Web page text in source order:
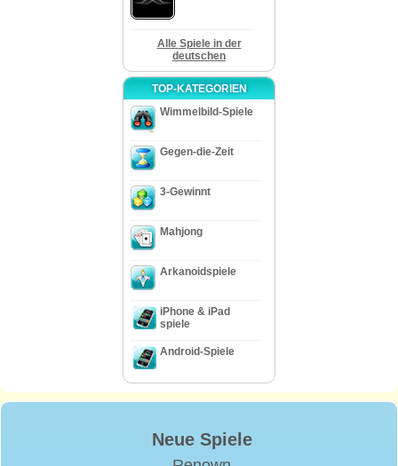
Alle Spiele in der
deutschen
TOP-KATEGORIEN
Wimmelbild-Spiele
Gegen-die-Zeit
3-Gewinnt
Mahjong
Arkanoidspiele
iPhone & iPad
spiele
Android-Spiele
Neue Spiele